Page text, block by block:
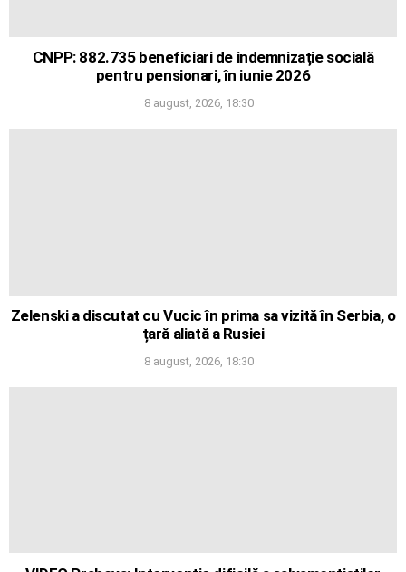
CNPP: 882.735 beneficiari de indemnizație socială
pentru pensionari, în iunie 2026
8 august, 2026, 18:30
Zelenski a discutat cu Vucic în prima sa vizită în Serbia, o
țară aliată a Rusiei
8 august, 2026, 18:30